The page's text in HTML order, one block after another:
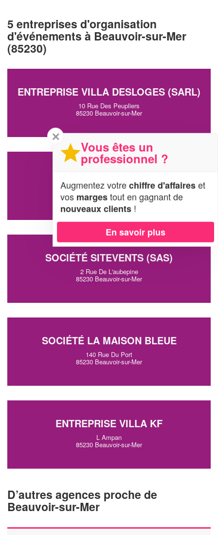
5 entreprises d'organisation
d'événements à Beauvoir-sur-Mer
(85230)
ENTREPRISE VILLA DESLOGES (SARL)
10 Rue Des Peupliers
85230 Beauvoir-sur-Mer
14 Rue De La Croix Blanche
85230 Beauvoir-sur-Mer
SOCIÉTÉ SITEVENTS (SAS)
2 Rue De L'aubepine
85230 Beauvoir-sur-Mer
SOCIÉTÉ LA MAISON BLEUE
140 Rue Du Port
85230 Beauvoir-sur-Mer
ENTREPRISE VILLA KF
L Ampan
85230 Beauvoir-sur-Mer
D’autres agences proche de
Beauvoir-sur-Mer
✕
Vous êtes un
professionnel ?
Augmentez votrechiffre d'affaireset
vos margestout en gagnant de
nouveaux clients !
En savoir plus